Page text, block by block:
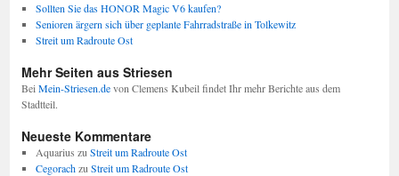
Sollten Sie das HONOR Magic V6 kaufen?
Senioren ärgern sich über geplante Fahrradstraße in Tolkewitz
Streit um Radroute Ost
Mehr Seiten aus Striesen
Bei Mein-Striesen.devon Clemens Kubeil findet Ihr mehr Berichte aus dem
Stadtteil.
Neueste Kommentare
Aquarius zu Streit um Radroute Ost
Cegorachzu Streit um Radroute Ost